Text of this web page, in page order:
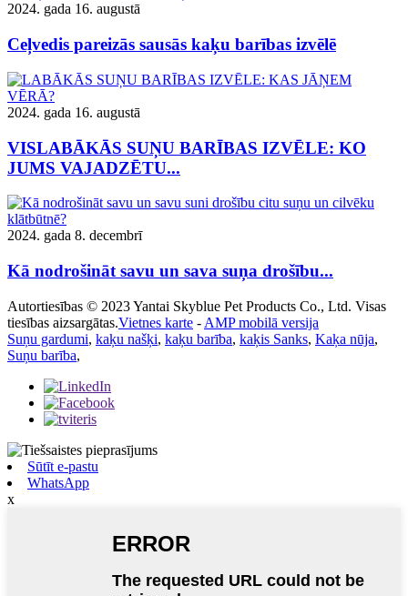
2024. gada 16. augustā
Ceļvedis pareizās sausās kaķu barības izvēlē
2024. gada 16. augustā
VISLABĀKĀS SUŅU BARĪBAS IZVĒLE: KO
JUMS VAJADZĒTU...
2024. gada 8. decembrī
Kā nodrošināt savu un sava suņa drošību...
Autortiesības © 2023 Yantai Skyblue Pet Products Co., Ltd. Visas
tiesības aizsargātas.Vietnes karte - AMP mobilā versija
Suņu gardumi, kaķu našķi, kaķu barība, kaķis Sanks, Kaķa nūja,
Suņu barība,
Sūtīt e-pastu
WhatsApp
x